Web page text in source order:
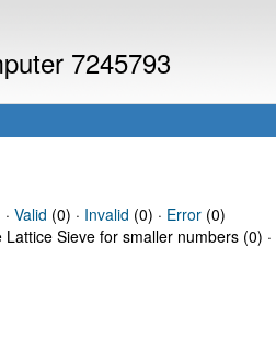
7245793
Valid (0) · Invalid (0) · Error(0)
Lattice Sieve for smaller numbers (0) ·